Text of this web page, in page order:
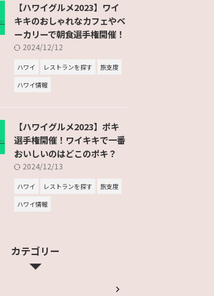
【ハワイグルメ2023】ワイ
キキのおしゃれなカフェやベ
ーカリーで朝食選手権開催！
2024/12/12
ハワイ レストランを探す
旅支度
ハワイ情報
【ハワイグルメ2023】ポキ
選手権開催！ワイキキで一番
おいしいのはどこのポキ？
2024/12/13
ハワイ レストランを探す
旅支度
ハワイ情報
カテゴリー